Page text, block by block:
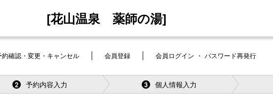
[花山温泉 薬師の湯]
約確認・変更・キャンセル 会員登録 会員ログイン ・ パスワード再発行
2 予約内容入力 3 個人情報入力